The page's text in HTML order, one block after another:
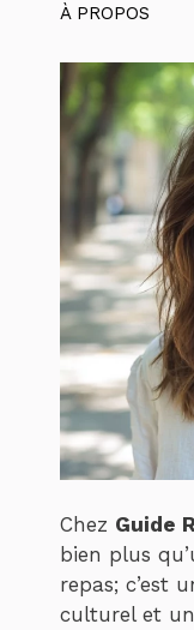
À PROPOS
Chez Guide
bien plus
repas; c’est
culturel et